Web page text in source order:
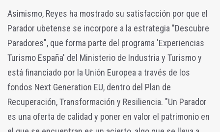
Asimismo, Reyes ha mostrado su satisfacción por que el
Parador ubetense se incorpore a la estrategia "Descubre
Paradores", que forma parte del programa 'Experiencias
Turismo España' del Ministerio de Industria y Turismo y
está financiado por la Unión Europea a través de los
fondos Next Generation EU, dentro del Plan de
Recuperación, Transformación y Resiliencia. "Un Parador
es una oferta de calidad y poner en valor el patrimonio en